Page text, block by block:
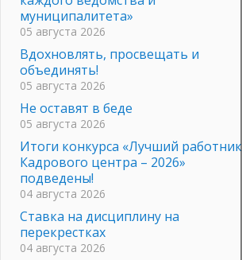
муниципалитета»
05 августа 2026
Вдохновлять, просвещать и
объединять!
05 августа 2026
Не оставят в беде
05 августа 2026
Итоги конкурса «Лучший работник
Кадрового центра – 2026»
подведены!
04 августа 2026
Ставка на дисциплину на
перекрестках
04 августа 2026